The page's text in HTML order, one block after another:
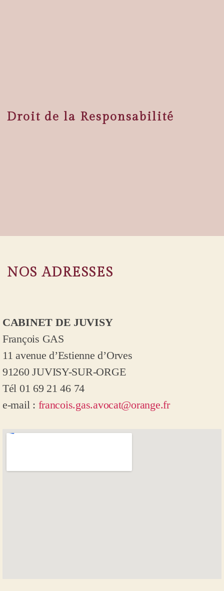
Droit de la Responsabilité
NOS ADRESSES
CABINET DE JUVISY
François GAS
11 avenue d’Estienne d’Orves
91260 JUVISY-SUR-ORGE
Tél 01 69 21 46 74
e-mail : francois.gas.avocat@orange.fr